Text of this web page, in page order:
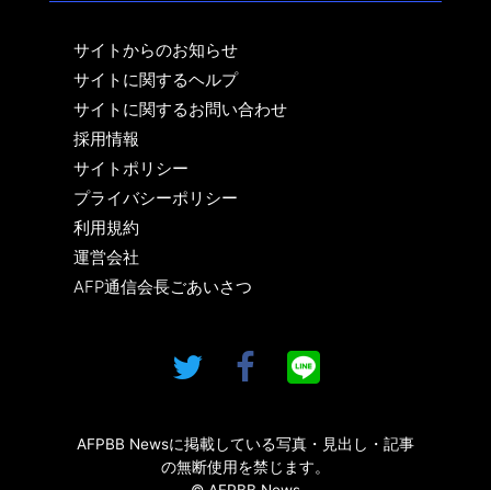
サイトからのお知らせ
サイトに関するヘルプ
サイトに関するお問い合わせ
採用情報
サイトポリシー
プライバシーポリシー
利用規約
運営会社
AFP通信会長ごあいさつ
AFPBB Newsに掲載している写真・見出し・記事
の無断使用を禁じます。